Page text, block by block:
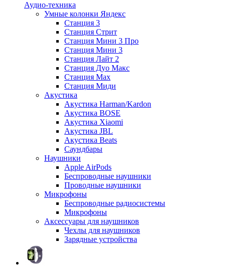
Аудио-техника
Умные колонки Яндекс
Станция 3
Станция Стрит
Станция Мини 3 Про
Станция Мини 3
Станция Лайт 2
Станция Дуо Макс
Станция Max
Станция Миди
Акустика
Акустика Harman/Kardon
Акустика BOSE
Акустика Xiaomi
Акустика JBL
Акустика Beats
Саундбары
Наушники
Apple AirPods
Беспроводные наушники
Проводные наушники
Микрофоны
Беспроводные радиосистемы
Микрофоны
Аксессуары для наушников
Чехлы для наушников
Зарядные устройства